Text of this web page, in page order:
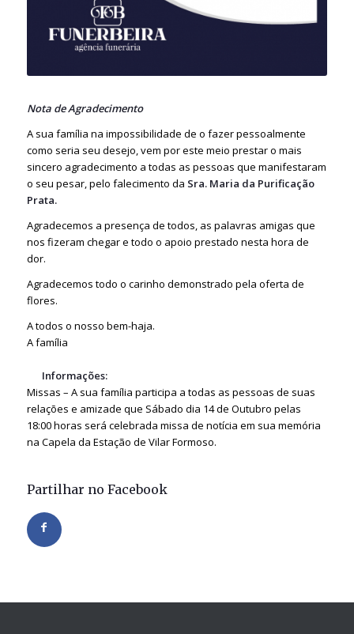
Nota de Agradecimento
A sua família na impossibilidade de o fazer pessoalmente
como seria seu desejo, vem por este meio prestar o mais
sincero agradecimento a todas as pessoas que manifestaram
o seu pesar, pelo falecimento da Sra. Maria da Purificação
Prata.
Agradecemos a presença de todos, as palavras amigas que
nos fizeram chegar e todo o apoio prestado nesta hora de
dor.
Agradecemos todo o carinho demonstrado pela oferta de
flores.
A todos o nosso bem-haja.
A família
Informações:
Missas – A sua família participa a todas as pessoas de suas
relações e amizade que Sábado dia 14 de Outubro pelas
18:00 horas será celebrada missa de notícia em sua memória
na Capela da Estação de Vilar Formoso.
Partilhar no Facebook